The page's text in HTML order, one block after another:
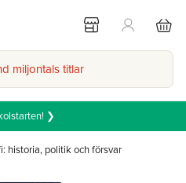
miljontals titlar
❯
historia, politik och försvar